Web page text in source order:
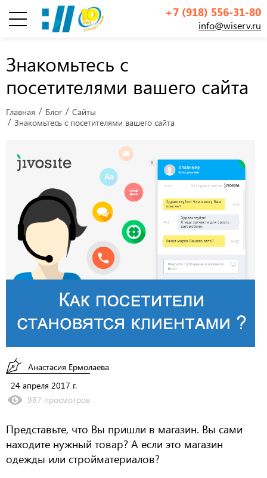
+7 (918) 556-31-80
info@wiserv.ru
Знакомьтесь с
посетителями вашего сайта
Главная Блог
Сайты
Знакомьтесь с посетителями вашего сайта
Анастасия Ермолаева
24 апреля 2017 г.
987 просмотров
Представьте, что Вы пришли в магазин. Вы сами
находите нужный товар? А если это магазин
одежды или стройматериалов?